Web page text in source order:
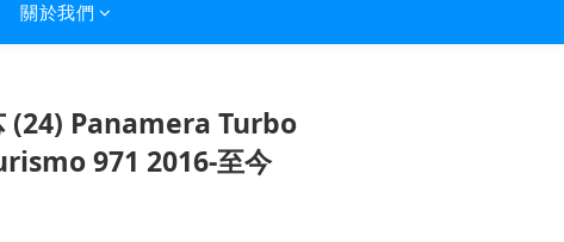
關於我們
(24) Panamera Turbo
971 2016-至今